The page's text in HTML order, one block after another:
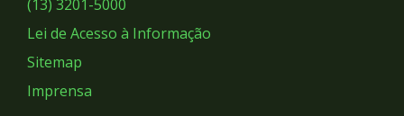
(13) 3201-5000
Lei de Acesso à Informação
Sitemap
Imprensa